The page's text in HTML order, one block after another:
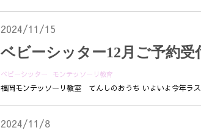
2024/11/15
ベビーシッター12月ご予約受
ベビーシッター
モンテッソーリ教育
福岡モンテッソーリ教室 てんしのおうち いよいよ今年ラ
2024/11/8